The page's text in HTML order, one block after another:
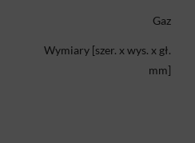
Gaz
Wymiary [szer. x wys. x gł.
mm]